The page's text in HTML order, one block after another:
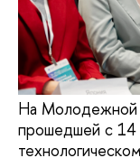
На Молодежной
прошедшей с 14